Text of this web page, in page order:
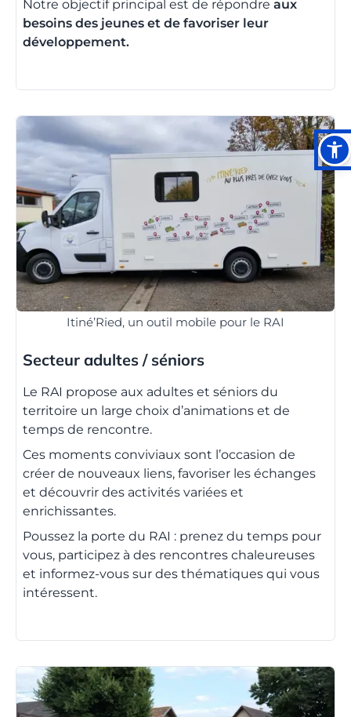
Notre objectif principal est de répondre aux
besoins des jeunes et de favoriser leur
développement.
Itiné’Ried, un outil mobile pour le RAI
Secteur adultes / séniors
Le RAI propose aux adultes et séniors du
territoire un large choix d’animations et de
temps de rencontre.
Ces moments conviviaux sont l’occasion de
créer de nouveaux liens, favoriser les échanges
et découvrir des activités variées et
enrichissantes.
Poussez la porte du RAI : prenez du temps pour
vous, participez à des rencontres chaleureuses
et informez-vous sur des thématiques qui vous
intéressent.